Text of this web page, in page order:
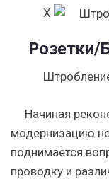
X
Розетки/
Начиная
модернизацию
поднимается
проводку и